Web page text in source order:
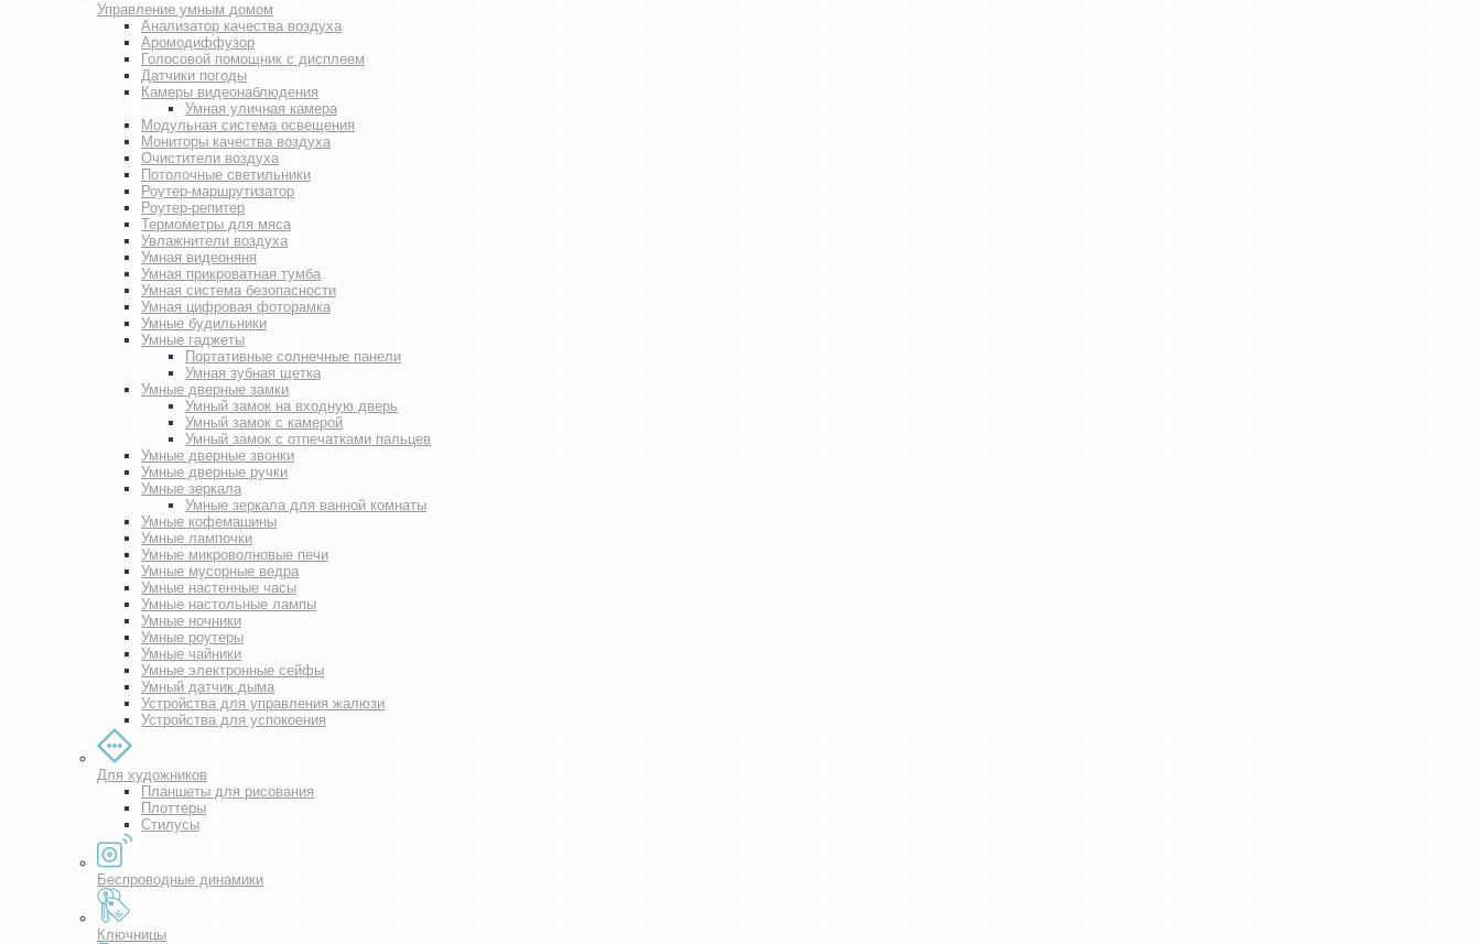
Управление умным домом
Анализатор качества воздуха
Аромодиффузор
Голосовой помощник с дисплеем
Датчики погоды
Камеры видеонаблюдения
Умная уличная камера
Модульная система освещения
Мониторы качества воздуха
Очистители воздуха
Потолочные светильники
Роутер-маршрутизатор
Роутер-репитер
Термометры для мяса
Увлажнители воздуха
Умная видеоняня
Умная прикроватная тумба
Умная система безопасности
Умная цифровая фоторамка
Умные будильники
Умные гаджеты
Портативные солнечные панели
Умная зубная щетка
Умные дверные замки
Умный замок на входную дверь
Умный замок с камерой
Умный замок с отпечатками пальцев
Умные дверные звонки
Умные дверные ручки
Умные зеркала
Умные зеркала для ванной комнаты
Умные кофемашины
Умные лампочки
Умные микроволновые печи
Умные мусорные ведра
Умные настенные часы
Умные настольные лампы
Умные ночники
Умные роутеры
Умные чайники
Умные электронные сейфы
Умный датчик дыма
Устройства для управления жалюзи
Устройства для успокоения
Для художников
Планшеты для рисования
Плоттеры
Стилусы
Беспроводные динамики
Ключницы